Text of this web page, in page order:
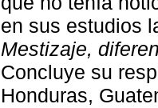
en sus estudios
Mestizaje,
Concluye su
Honduras,